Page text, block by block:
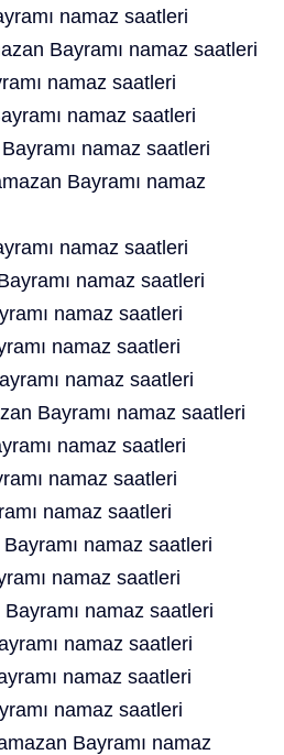
namaz saatleri
Bayramı namaz saatleri
namaz saatleri
namaz saatleri
namaz saatleri
Bayramı namaz
namaz saatleri
namaz saatleri
namaz saatleri
namaz saatleri
namaz saatleri
Bayramı namaz saatleri
namaz saatleri
namaz saatleri
namaz saatleri
namaz saatleri
namaz saatleri
namaz saatleri
namaz saatleri
namaz saatleri
namaz saatleri
Bayramı namaz